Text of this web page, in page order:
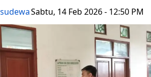
Sabtu, 14 Feb 2026 - 12:50 PM